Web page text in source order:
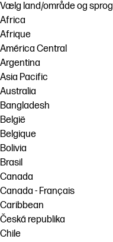
Vælg land/område og sprog
Africa
Afrique
América Central
Argentina
Asia Pacific
Australia
Bangladesh
België
Belgique
Bolivia
Brasil
Canada
Canada - Français
Caribbean
Česká republika
Chile